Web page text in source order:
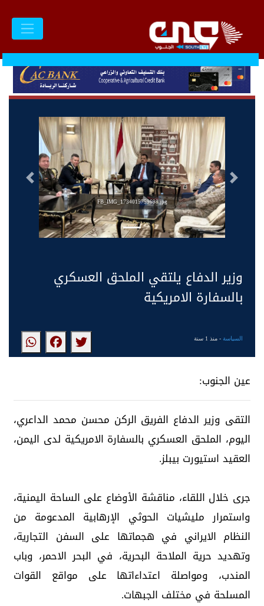
FB_IMG_1734015759698.jpg
التالى السابق
‏وزير الدفاع يلتقي الملحق العسكري
بالسفارة الامريكية
السياسة- منذ 1 سنة
عين الجنوب:
‏التقى وزير الدفاع الفريق الركن محسن محمد الداعري،
اليوم، الملحق العسكري بالسفارة الامريكية لدى اليمن،
العقيد استيورت بيبلز.
‏جرى خلال اللقاء، مناقشة الأوضاع على الساحة اليمنية،
واستمرار مليشيات الحوثي الإرهابية المدعومة من
النظام الايراني في هجماتها على السفن التجارية،
وتهديد حرية الملاحة البحرية، في البحر الاحمر، وباب
المندب، ومواصلة اعتداءاتها على مواقع القوات
المسلحة في مختلف الجبهات.